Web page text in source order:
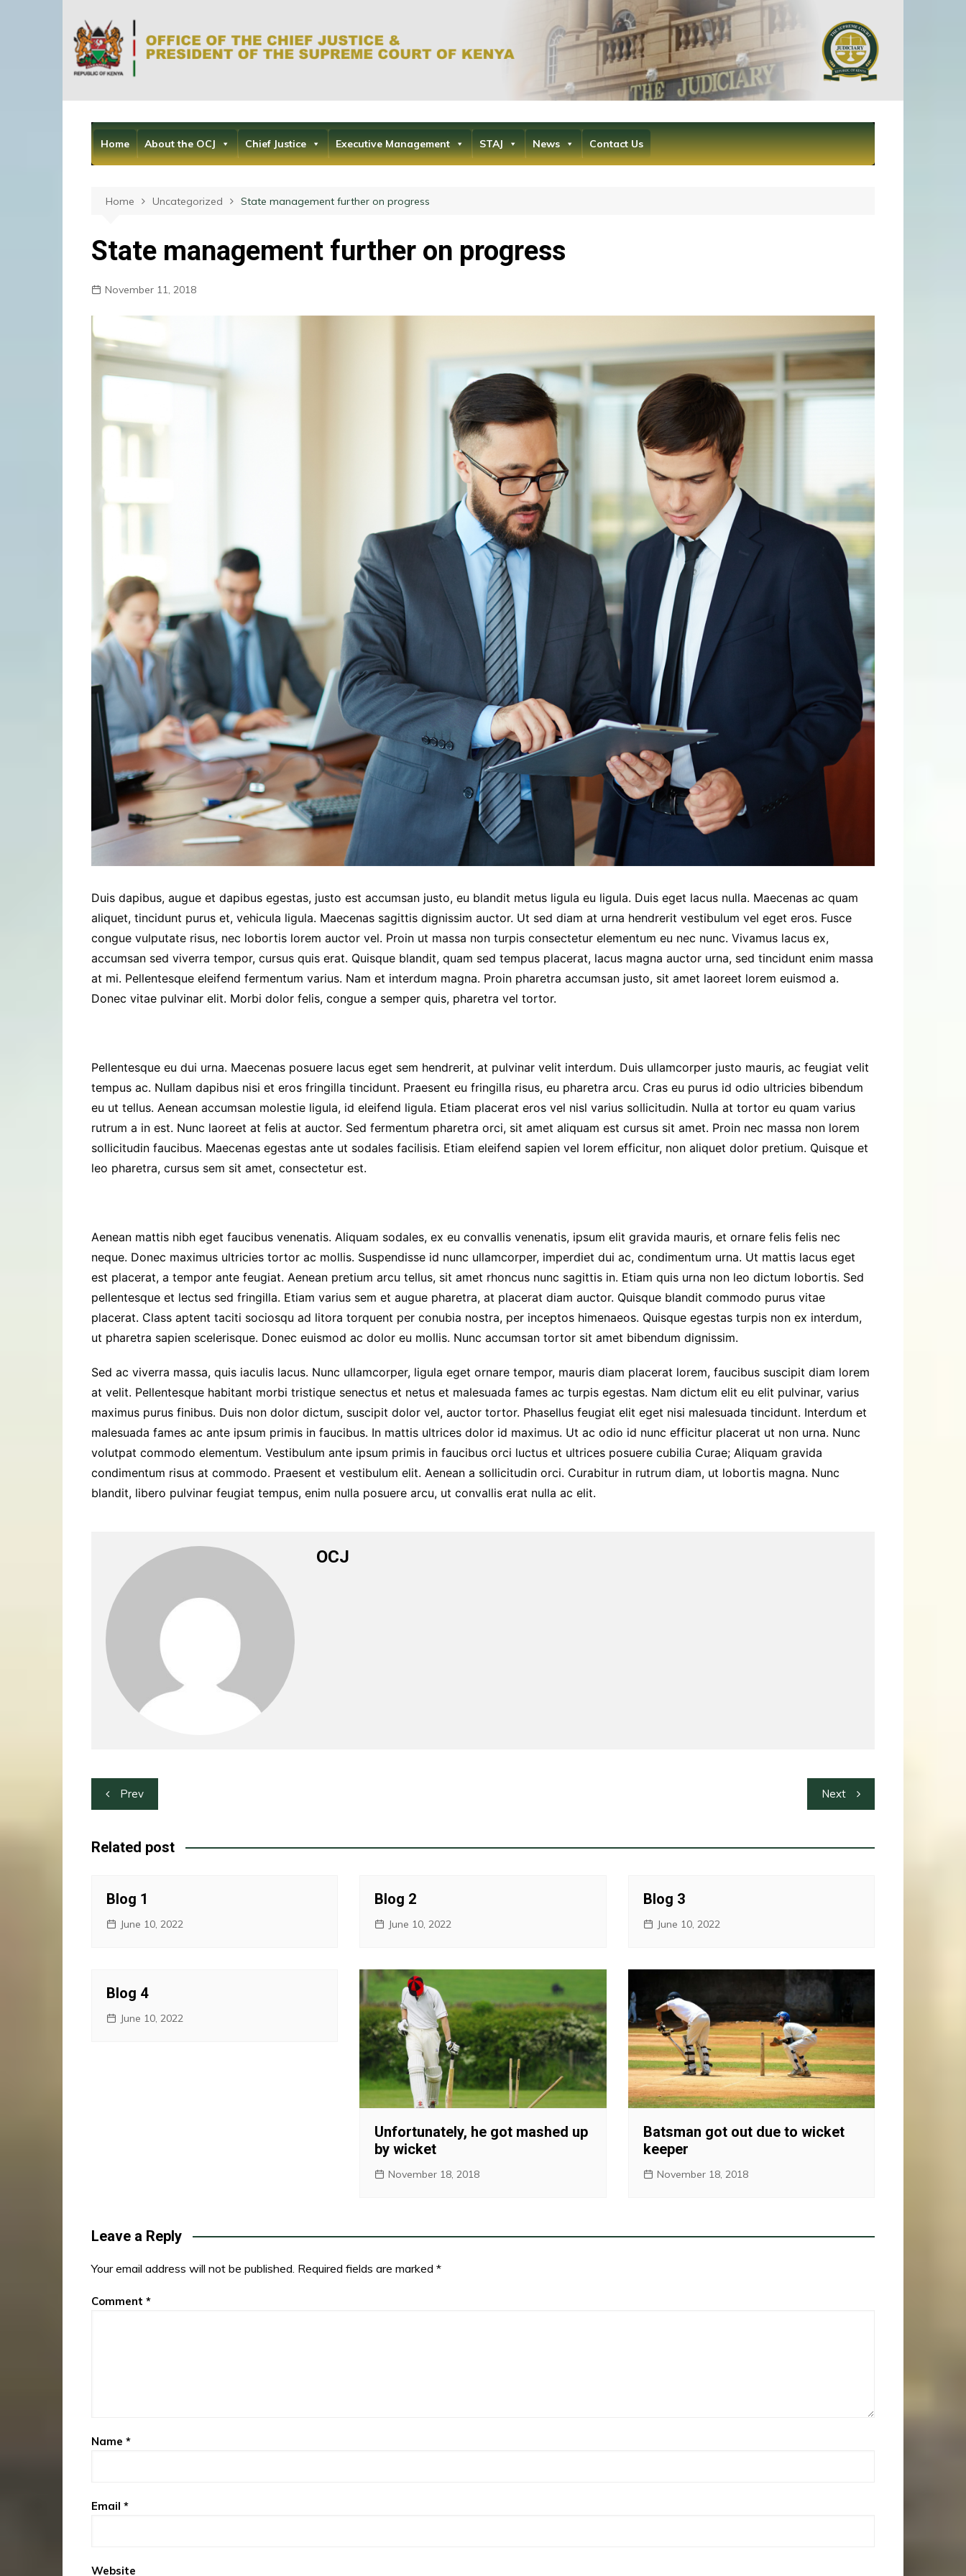
Office of the Chief Justice and President of
the Supreme Court of Kenya
Home About the OCJ Chief Justice Executive Management STAJ News Contact Us
Home Uncategorized State management further on progress
State management further on progress
November 11, 2018
Duis dapibus, augue et dapibus egestas, justo est accumsan justo, eu blandit metus ligula eu ligula. Duis eget lacus nulla. Maecenas ac quam
aliquet, tincidunt purus et, vehicula ligula. Maecenas sagittis dignissim auctor. Ut sed diam at urna hendrerit vestibulum vel eget eros. Fusce
congue vulputate risus, nec lobortis lorem auctor vel. Proin ut massa non turpis consectetur elementum eu nec nunc. Vivamus lacus ex,
accumsan sed viverra tempor, cursus quis erat. Quisque blandit, quam sed tempus placerat, lacus magna auctor urna, sed tincidunt enim massa
at mi. Pellentesque eleifend fermentum varius. Nam et interdum magna. Proin pharetra accumsan justo, sit amet laoreet lorem euismod a.
Donec vitae pulvinar elit. Morbi dolor felis, congue a semper quis, pharetra vel tortor.
Pellentesque eu dui urna. Maecenas posuere lacus eget sem hendrerit, at pulvinar velit interdum. Duis ullamcorper justo mauris, ac feugiat velit
tempus ac. Nullam dapibus nisi et eros fringilla tincidunt. Praesent eu fringilla risus, eu pharetra arcu. Cras eu purus id odio ultricies bibendum
eu ut tellus. Aenean accumsan molestie ligula, id eleifend ligula. Etiam placerat eros vel nisl varius sollicitudin. Nulla at tortor eu quam varius
rutrum a in est. Nunc laoreet at felis at auctor. Sed fermentum pharetra orci, sit amet aliquam est cursus sit amet. Proin nec massa non lorem
sollicitudin faucibus. Maecenas egestas ante ut sodales facilisis. Etiam eleifend sapien vel lorem efficitur, non aliquet dolor pretium. Quisque et
leo pharetra, cursus sem sit amet, consectetur est.
Aenean mattis nibh eget faucibus venenatis. Aliquam sodales, ex eu convallis venenatis, ipsum elit gravida mauris, et ornare felis felis nec
neque. Donec maximus ultricies tortor ac mollis. Suspendisse id nunc ullamcorper, imperdiet dui ac, condimentum urna. Ut mattis lacus eget
est placerat, a tempor ante feugiat. Aenean pretium arcu tellus, sit amet rhoncus nunc sagittis in. Etiam quis urna non leo dictum lobortis. Sed
pellentesque et lectus sed fringilla. Etiam varius sem et augue pharetra, at placerat diam auctor. Quisque blandit commodo purus vitae
placerat. Class aptent taciti sociosqu ad litora torquent per conubia nostra, per inceptos himenaeos. Quisque egestas turpis non ex interdum,
ut pharetra sapien scelerisque. Donec euismod ac dolor eu mollis. Nunc accumsan tortor sit amet bibendum dignissim.
Sed ac viverra massa, quis iaculis lacus. Nunc ullamcorper, ligula eget ornare tempor, mauris diam placerat lorem, faucibus suscipit diam lorem
at velit. Pellentesque habitant morbi tristique senectus et netus et malesuada fames ac turpis egestas. Nam dictum elit eu elit pulvinar, varius
maximus purus finibus. Duis non dolor dictum, suscipit dolor vel, auctor tortor. Phasellus feugiat elit eget nisi malesuada tincidunt. Interdum et
malesuada fames ac ante ipsum primis in faucibus. In mattis ultrices dolor id maximus. Ut ac odio id nunc efficitur placerat ut non urna. Nunc
volutpat commodo elementum. Vestibulum ante ipsum primis in faucibus orci luctus et ultrices posuere cubilia Curae; Aliquam gravida
condimentum risus at commodo. Praesent et vestibulum elit. Aenean a sollicitudin orci. Curabitur in rutrum diam, ut lobortis magna. Nunc
blandit, libero pulvinar feugiat tempus, enim nulla posuere arcu, ut convallis erat nulla ac elit.
OCJ
Post
navigation
Prev Next
Related post
Blog 1
June 10, 2022
Blog 2
June 10, 2022
Blog 3
June 10, 2022
Blog 4
June 10, 2022
Unfortunately, he got mashed up
by wicket
November 18, 2018
Batsman got out due to wicket
keeper
November 18, 2018
Leave a Reply
Your email address will not be published. Required fields are marked *
Comment *
Name *
Email *
Website